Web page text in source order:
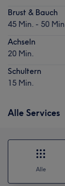
Brust & Bauch
45 Min. - 50
Achseln
20 Min.
Schultern
15 Min.
Alle Services
Alle